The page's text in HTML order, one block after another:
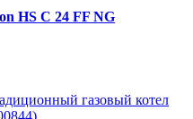
HS C 24 FF NG